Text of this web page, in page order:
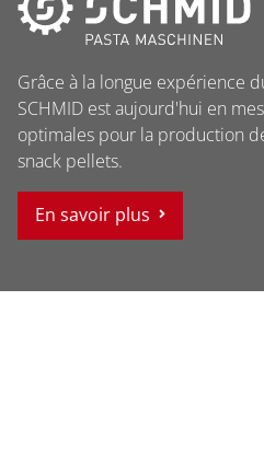
Grâce à la longue expérience
SCHMID est aujourd'hui en
optimales pour la production
snack pellets.
En savoir plus